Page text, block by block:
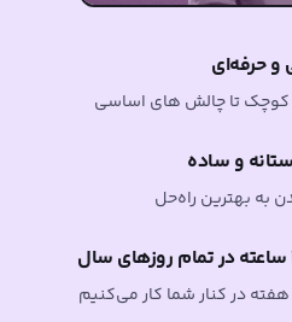
و حرفه‌ای
تا چالش های اساسی
و ساده
به بهترین راه‌حل
در کنار شما کار می‌کنیم